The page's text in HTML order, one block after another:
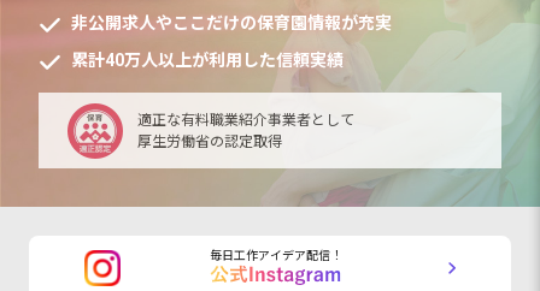
非公開求人やここだけの保育園情報が充実
累計40万人以上が利用した信頼実績
適正な有料職業紹介事業者として
厚生労働省の認定取得
毎日工作アイデア配信！